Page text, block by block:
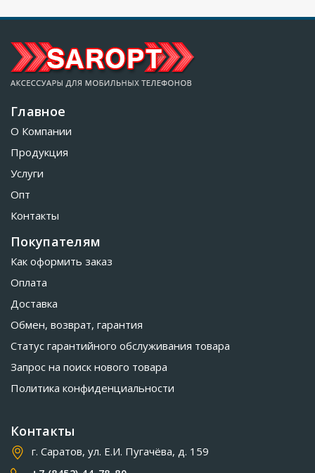
Главное
О Компании
Продукция
Услуги
Опт
Контакты
Покупателям
Как оформить заказ
Оплата
Доставка
Обмен, возврат, гарантия
Статус гарантийного обслуживания товара
Запрос на поиск нового товара
Политика конфиденциальности
Контакты
г. Саратов, ул. Е.И. Пугачёва, д. 159